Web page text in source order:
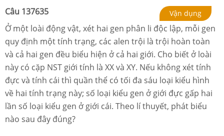
Câu 137635 Vận dụng
Ở một loài động vật, xét hai gen phân li độc lập, mỗi gen
quy định một tính trạng, các alen trội là trội hoàn toàn
và cả hai gen đều biểu hiện ở cả hai giới. Cho biết ở loài
này có cặp NST giới tính là XX và XY. Nếu không xét tính
đực và tính cái thì quần thể có tối đa sáu loại kiểu hình
về hai tính trạng này; số loại kiểu gen ở giới đực gấp hai
lần số loại kiểu gen ở giới cái. Theo lí thuyết, phát biểu
nào sau đây đúng?